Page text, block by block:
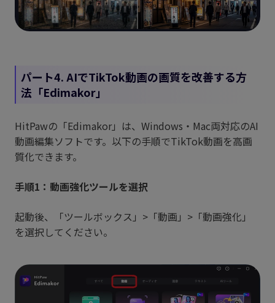
パート4. AIでTikTok動画の画質を改善する方
法「Edimakor」
HitPawの「Edimakor」は、Windows・Mac両対応のAI
動画編集ソフトです。以下の手順でTikTok動画を高画
質化できます。
手順1：動画強化ツールを選択
起動後、「ツールボックス」>「動画」>「動画強化」
を選択してください。